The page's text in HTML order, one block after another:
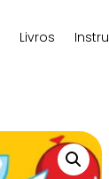
Livros